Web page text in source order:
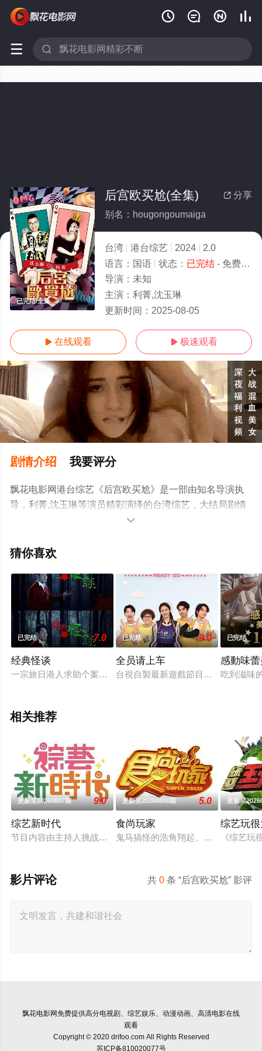
   
 
已完结/全集
 分享
后宫欧买尬(全集)
别名：hougongoumaiga
台湾 港台综艺 2024
2.0
语言： 国语 状态： 已完结- 免费在线观看
导演： 未知
主演： 利菁,沈玉琳
更新时间： 2025-08-05
 在线观看  极速观看
剧情介绍 我要评分
飘花电影网港台综艺《后宫欧买尬》是一部由知名导演执
导，利菁,沈玉琳等演员精彩演绎的台湾综艺，大结局剧情
已揭晓（已完结），手机免费观看高清无删减完整版综艺
视猫或剧情网等平台了解。

猜你喜欢
已完结 7.0
经典怪谈
一宗旅日港人求助个案，事件与自杀森林有关。事主与友人到
已完结 9.0
全员请上车
台視自製最新遊戲節目《全員請上車
已完结
感動味
吃到滋味
相关推荐
更新至20260807期 9.0
综艺新时代
节目内容由主持人挑战各行各业的好手们，进行真枪实弹的对
更新至20260808期 5.0
食尚玩家
鬼马搞怪的浩角翔起、莎莎及其他主
更新至
综艺玩
《综艺玩
共0 条 “后宫欧买尬” 影评
影片评论
飘花电影网免费提供高分电视剧、综艺娱乐、动漫动画、高清电影在线
观看
Copyright © 2020 drifoo.com All Rights Reserved
苏ICP备810020077号